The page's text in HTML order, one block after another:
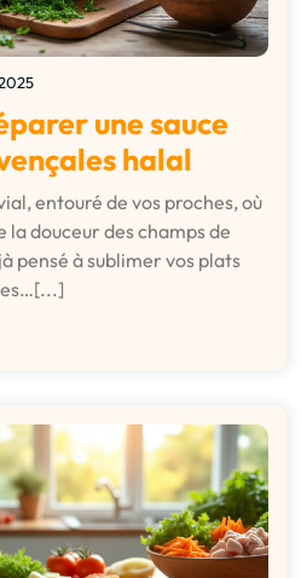
une sauce
halal
entouré de vos proches, où
douceur des champs de
pensé à sublimer vos plats